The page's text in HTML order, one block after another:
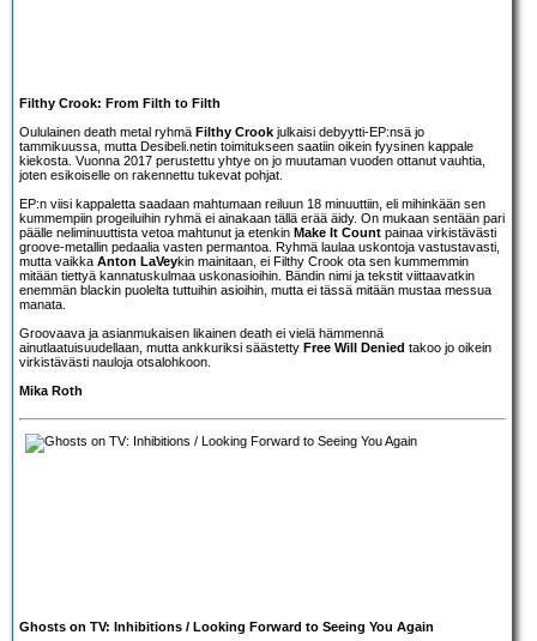
Filthy Crook: From Filth to Filth
Oululainen death metal ryhmä Filthy Crook julkaisi debyytti-EP:nsä jo
tammikuussa, mutta Desibeli.netin toimitukseen saatiin oikein fyysinen kappale
kiekosta. Vuonna 2017 perustettu yhtye on jo muutaman vuoden ottanut vauhtia,
joten esikoiselle on rakennettu tukevat pohjat.
EP:n viisi kappaletta saadaan mahtumaan reiluun 18 minuuttiin, eli mihinkään sen
kummempiin progeiluihin ryhmä ei ainakaan tällä erää äidy. On mukaan sentään pari
päälle neliminuuttista vetoa mahtunut ja etenkin Make It Count painaa virkistävästi
groove-metallin pedaalia vasten permantoa. Ryhmä laulaa uskontoja vastustavasti,
mutta vaikka Anton LaVeykin mainitaan, ei Filthy Crook ota sen kummemmin
mitään tiettyä kannatuskulmaa uskonasioihin. Bändin nimi ja tekstit viittaavatkin
enemmän blackin puolelta tuttuihin asioihin, mutta ei tässä mitään mustaa messua
manata.
Groovaava ja asianmukaisen likainen death ei vielä hämmennä
ainutlaatuisuudellaan, mutta ankkuriksi säästetty Free Will Denied takoo jo oikein
virkistävästi nauloja otsalohkoon.
Mika Roth
Ghosts on TV: Inhibitions / Looking Forward to Seeing You Again